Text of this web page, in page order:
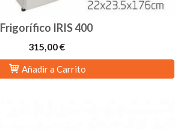
Frigorífico IRIS 400
315,00 €
Añadir a Carrito